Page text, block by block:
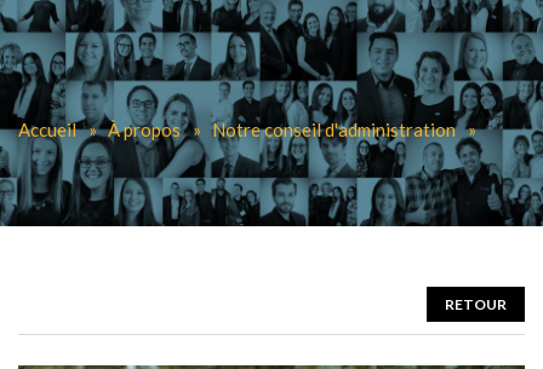
Accueil À propos Notre conseil d'administration
RETOUR